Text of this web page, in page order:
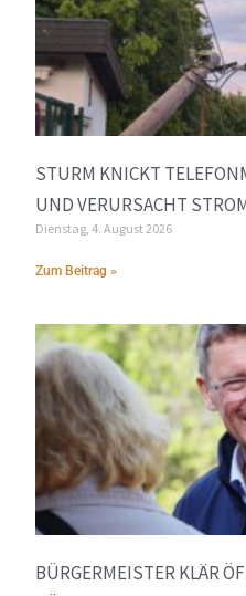
STURM KNICKT
UND VERURSACHT
Dienstag, 4. August 2026
Zum Beitrag »
BÜRGERMEISTER KLÄR